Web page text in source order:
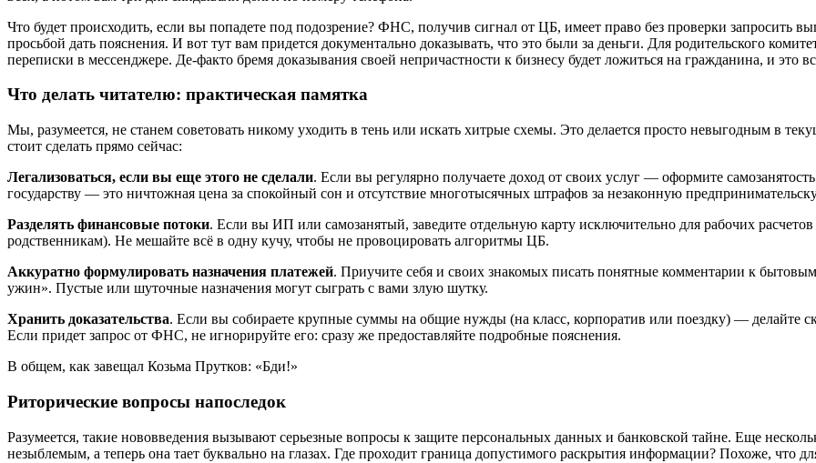
Что будет происходить, если вы попадете под подозрение? ФНС, получив сигнал от ЦБ, имеет право без проверки запросить
просьбой дать пояснения. И вот тут вам придется документально доказывать, что это были за деньги. Для родительского
переписки в мессенджере. Де-факто бремя доказывания своей непричастности к бизнесу будет ложиться на гражданина, и это
Что делать читателю: практическая памятка
Мы, разумеется, не станем советовать никому уходить в тень или искать хитрые схемы. Это делается просто невыгодным в
стоит сделать прямо сейчас:
Легализоваться, если вы еще этого не сделали. Если вы регулярно получаете доход от своих услуг — оформите
государству — это ничтожная цена за спокойный сон и отсутствие многотысячных штрафов за незаконную
Разделять финансовые потоки. Если вы ИП или самозанятый, заведите отдельную карту исключительно для рабочих
родственникам). Не мешайте всё в одну кучу, чтобы не провоцировать алгоритмы ЦБ.
Аккуратно формулировать назначения платежей. Приучите себя и своих знакомых писать понятные комментарии к
ужин». Пустые или шуточные назначения могут сыграть с вами злую шутку.
Хранить доказательства. Если вы собираете крупные суммы на общие нужды (на класс, корпоратив или поездку) — делайте
Если придет запрос от ФНС, не игнорируйте его: сразу же предоставляйте подробные пояснения.
В общем, как завещал Козьма Прутков: «Бди!»
Риторические вопросы напоследок
Разумеется, такие нововведения вызывают серьезные вопросы к защите персональных данных и банковской тайне. Еще
незыблемым, а теперь она тает буквально на глазах. Где проходит граница допустимого раскрытия информации? Похоже, что